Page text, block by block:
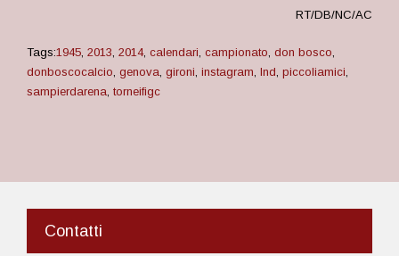
RT/DB/NC/AC
Tags:1945, 2013, 2014, calendari, campionato, don bosco,
donboscocalcio, genova, gironi, instagram, lnd, piccoliamici,
sampierdarena, torneifigc
Contatti